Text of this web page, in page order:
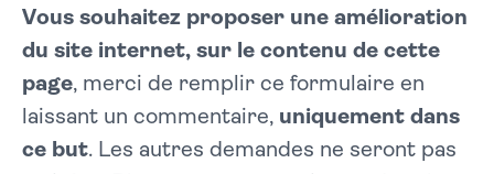
Vous souhaitez proposer une amélioration
du site internet, sur le contenu de cette
page, merci de remplir ce formulaire en
laissant un commentaire, uniquement dans
ce but. Les autres demandes ne seront pas